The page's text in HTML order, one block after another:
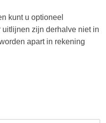
kunt u optioneel
uitlijnen zijn derhalve niet in
apart in rekening